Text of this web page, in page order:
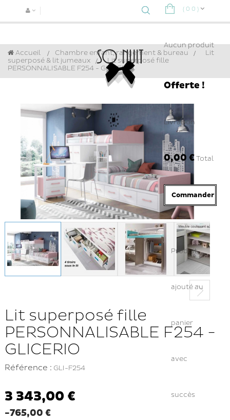
( 0 0 )
Aucun produit
Offerte !
Livraison
0,00 €Total
Commander
Produit
ajouté au
panier
avec
succès
Accueil Chambre enfant, rangement & bureau >
Lit
superposé & lit jumeaux
>
Lit superposé fille
PERSONNALISABLE F254 - GLICERIO
Lit superposé fille
PERSONNALISABLE F254 -
GLICERIO
Référence : GLI-F254
3 343,00 €
-765,00 €